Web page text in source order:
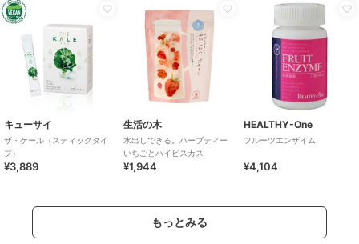
キューサイ
ザ・ケール（スティックタイ
プ）
¥3,889
生活の木
水出しできる。ハーブティー
いちごとハイビスカス
¥1,944
HEALTHY-One
フルーツエンザイム
¥4,104
もっとみる